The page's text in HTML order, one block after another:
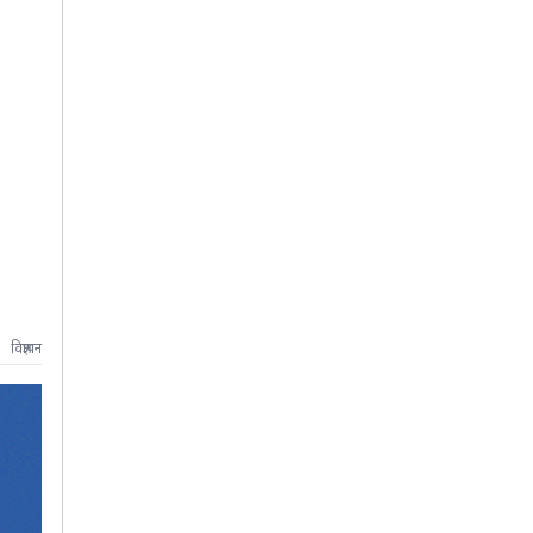
विज्ञापन